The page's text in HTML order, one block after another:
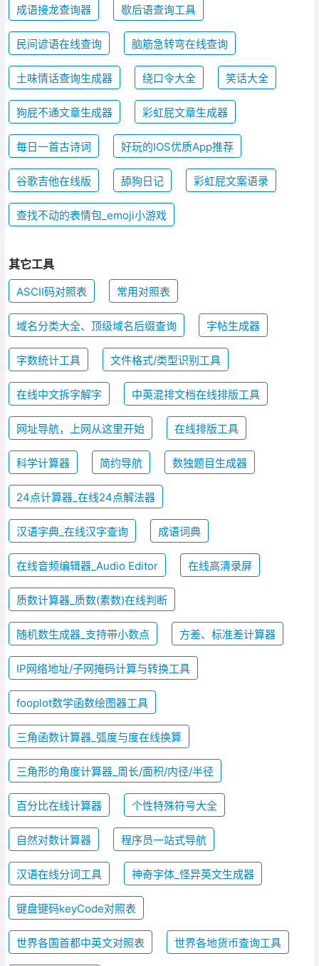
成语接龙查询器 歇后语查询工具
民间谚语在线查询 脑筋急转弯在线查询
土味情话查询生成器 绕口令大全 笑话大全
狗屁不通文章生成器 彩虹屁文章生成器
每日一首古诗词 好玩的IOS优质App推荐
谷歌吉他在线版 舔狗日记 彩虹屁文案语录
查找不动的表情包_emoji小游戏
其它工具
ASCII码对照表 常用对照表
域名分类大全、顶级域名后缀查询 字帖生成器
字数统计工具 文件格式/类型识别工具
在线中文拆字解字 中英混排文档在线排版工具
网址导航，上网从这里开始 在线排版工具
科学计算器 简约导航 数独题目生成器
24点计算器_在线24点解法器
汉语字典_在线汉字查询 成语词典
在线音频编辑器_Audio Editor 在线高清录屏
质数计算器_质数(素数)在线判断
随机数生成器_支持带小数点 方差、标准差计算器
IP网络地址/子网掩码计算与转换工具
fooplot数学函数绘图器工具
三角函数计算器_弧度与度在线换算
三角形的角度计算器_周长/面积/内径/半径
百分比在线计算器 个性特殊符号大全
自然对数计算器 程序员一站式导航
汉语在线分词工具 神奇字体_怪异英文生成器
键盘键码keyCode对照表
世界各国首都中英文对照表 世界各地货币查询工具